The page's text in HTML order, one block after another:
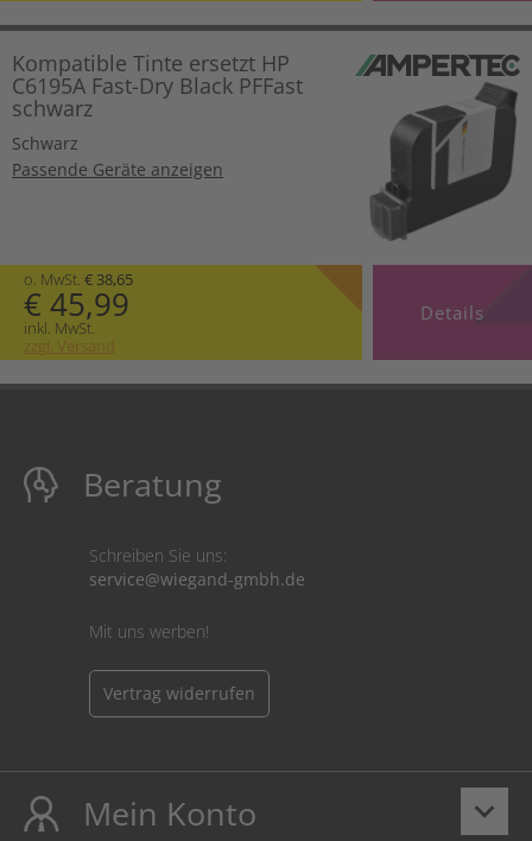
Kompatible Tinte ersetzt HP
C6195A Fast-Dry Black PFFast
schwarz
Schwarz
Passende Geräte anzeigen
o. MwSt. € 38,65
€ 45,99
inkl. MwSt.
zzgl. Versand
Details
Beratung
Schreiben Sie uns:
service@wiegand-gmbh.de
Mit uns werben!
Vertrag widerrufen
keyboard_arrow_down
Mein Konto